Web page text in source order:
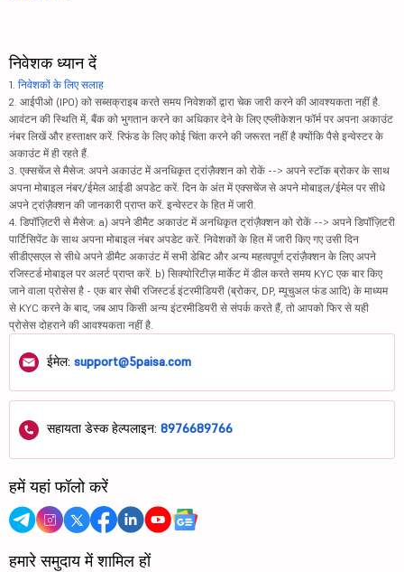
निवेशक ध्यान दें
1. निवेशकों के लिए सलाह
2. आईपीओ (IPO) को सब्सक्राइब करते समय निवेशकों द्वारा चेक जारी करने की आवश्यकता नहीं है.
आवंटन की स्थिति में, बैंक को भुगतान करने का अधिकार देने के लिए एप्लीकेशन फॉर्म पर अपना अकाउंट
नंबर लिखें और हस्ताक्षर करें. रिफंड के लिए कोई चिंता करने की जरूरत नहीं है क्योंकि पैसे इन्वेस्टर के
अकाउंट में ही रहते हैं.
3. एक्सचेंज से मैसेज: अपने अकाउंट में अनधिकृत ट्रांज़ैक्शन को रोकें --> अपने स्टॉक ब्रोकर के साथ
अपना मोबाइल नंबर/ईमेल आईडी अपडेट करें. दिन के अंत में एक्सचेंज से अपने मोबाइल/ईमेल पर सीधे
अपने ट्रांज़ैक्शन की जानकारी प्राप्त करें. इन्वेस्टर के हित में जारी.
4. डिपॉज़िटरी से मैसेज: a) अपने डीमैट अकाउंट में अनधिकृत ट्रांज़ैक्शन को रोकें --> अपने डिपॉज़िटरी
पार्टिसिपेंट के साथ अपना मोबाइल नंबर अपडेट करें. निवेशकों के हित में जारी किए गए उसी दिन
सीडीएसएल से सीधे अपने डीमैट अकाउंट में सभी डेबिट और अन्य महत्वपूर्ण ट्रांज़ैक्शन के लिए अपने
रजिस्टर्ड मोबाइल पर अलर्ट प्राप्त करें. b) सिक्योरिटीज़ मार्केट में डील करते समय KYC एक बार किए
जाने वाला प्रोसेस है - एक बार सेबी रजिस्टर्ड इंटरमीडियरी (ब्रोकर, DP, म्यूचुअल फंड आदि) के माध्यम
से KYC करने के बाद, जब आप किसी अन्य इंटरमीडियरी से संपर्क करते हैं, तो आपको फिर से यही
प्रोसेस दोहराने की आवश्यकता नहीं है.
ईमेल: support@5paisa.com
सहायता डेस्क हेल्पलाइन: 8976689766
हमें यहां फॉलो करें
हमारे समुदाय में शामिल हों